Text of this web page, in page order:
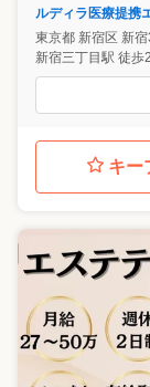
ルディラ医療提携
東京都 新宿区 新
新宿三丁目駅 徒
キー